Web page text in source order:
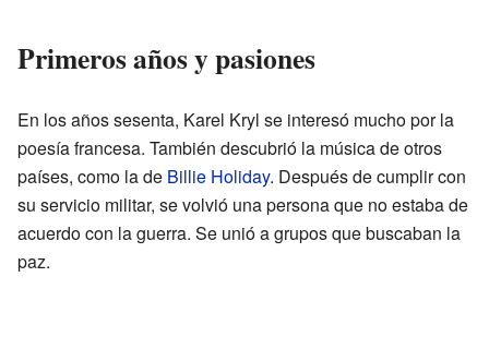
Primeros años y pasiones
En los años sesenta, Karel Kryl se interesó mucho por la
poesía francesa. También descubrió la música de otros
países, como la de Billie Holiday. Después de cumplir con
su servicio militar, se volvió una persona que no estaba de
acuerdo con la guerra. Se unió a grupos que buscaban la
paz.